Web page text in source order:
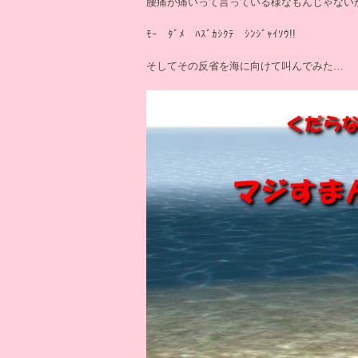
ﾓｰ ﾀﾞﾒ ﾊｽﾞｶｼｸﾃ ｼﾝｼﾞｬｲｿｳ!!
そしてその反省を海に向けて叫んでみた…